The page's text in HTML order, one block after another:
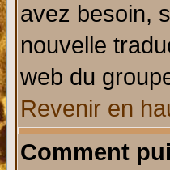
avez besoin,
nouvelle
web du
Revenir en
Comment